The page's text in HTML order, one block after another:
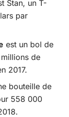
Stan, un T-
par
est un bol de
de
2017.
bouteille de
558 000